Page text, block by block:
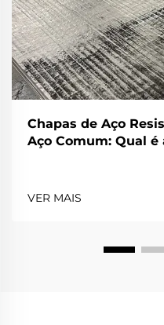
Chapas de Aço
Aço Comum: Qual é
VER MAIS